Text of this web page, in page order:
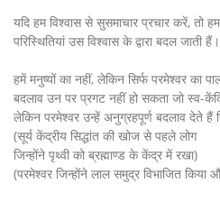
यदि हम विश्वास से सुसमाचार प्रचार करें, तो
परिस्थितियां उस विश्वास के द्वारा बदल जाती हैं।
हमें मनुष्यों का नहीं, लेकिन सिर्फ परमेश्वर का
बदलाव उन पर प्रगट नहीं हो सकता जो स्व-
लेकिन परमेश्वर उन्हें अनुग्रहपूर्ण बदलाव देते
(सूर्य केंद्रीय सिद्धांत की खोज से पहले लोग
जिन्होंने पृथ्वी को ब्रह्माण्ड के केंद्र में रखा)
(परमेश्वर जिन्होंने लाल समुद्र विभाजित किया और